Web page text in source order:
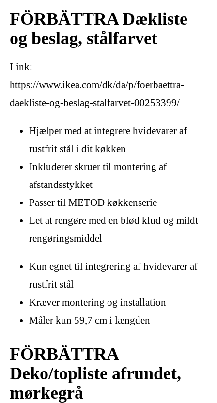
FÖRBÄTTRA Dækliste
og beslag, stålfarvet
Link:
https://www.ikea.com/dk/da/p/foerbaettra-
daekliste-og-beslag-stalfarvet-00253399/
Hjælper med at integrere hvidevarer af
rustfrit stål i dit køkken
Inkluderer skruer til montering af
afstandsstykket
Passer til METOD køkkenserie
Let at rengøre med en blød klud og mildt
rengøringsmiddel
Kun egnet til integrering af hvidevarer af
rustfrit stål
Kræver montering og installation
Måler kun 59,7 cm i længden
FÖRBÄTTRA
Deko/topliste afrundet,
mørkegrå